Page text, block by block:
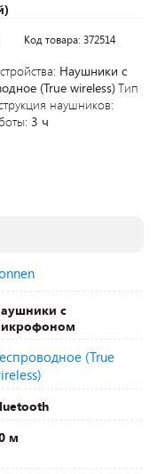
Код товара: 372514
Наушники с
(True wireless)Тип
наушников:
3 ч
с
(True
м